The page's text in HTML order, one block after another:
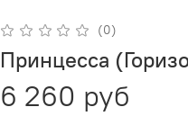
(0)
Принцесса
6 260 руб